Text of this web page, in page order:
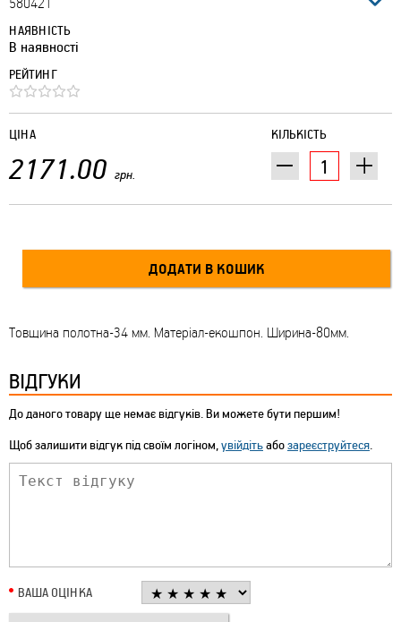
НАЯВНІСТЬ
В наявності
РЕЙТИНГ
КІЛЬКІСТЬ
ЦІНА
2171.00 грн.
Товщина полотна-34 мм. Матеріал-екошпон. Ширина-80мм.
ВІДГУКИ
До даного товару ще немає відгуків. Ви можете бути першим!
Щоб залишити відгук під своїм логіном,увійдітьабозареєструйтеся.
ВАША ОЦІНКА